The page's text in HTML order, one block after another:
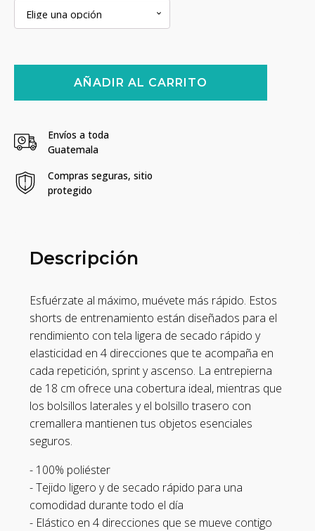
Q450.00.
Q225.00.
Primitive
-
cantidad
AÑADIR AL CARRITO
Envíos a toda
Guatemala
Compras seguras, sitio
protegido
Descripción
Esfuérzate al máximo, muévete más rápido. Estos
shorts de entrenamiento están diseñados para el
rendimiento con tela ligera de secado rápido y
elasticidad en 4 direcciones que te acompaña en
cada repetición, sprint y ascenso. La entrepierna
de 18 cm ofrece una cobertura ideal, mientras que
los bolsillos laterales y el bolsillo trasero con
cremallera mantienen tus objetos esenciales
seguros.
- 100% poliéster
- Tejido ligero y de secado rápido para una
comodidad durante todo el día
- Elástico en 4 direcciones que se mueve contigo